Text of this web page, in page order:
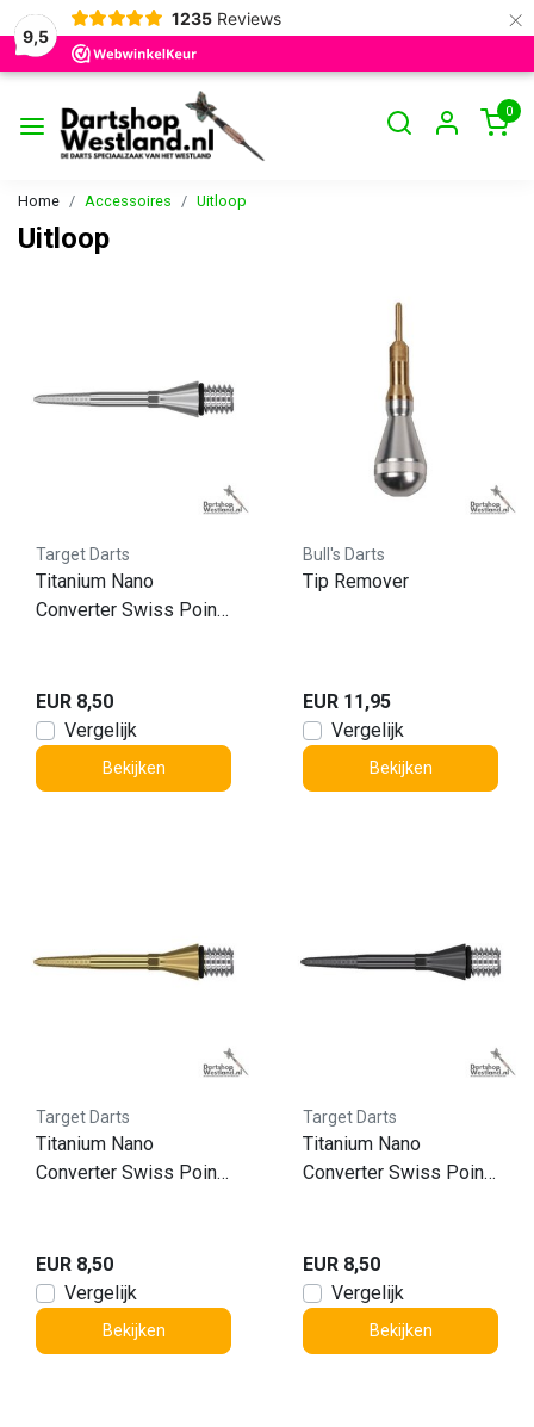
9,5
1235 Reviews ×
0
Home Accessoires Uitloop
Uitloop
Target Darts
Titanium Nano
Converter Swiss Point
EUR 8,50
Vergelijk
Bekijken
Bull's Darts
Tip Remover
EUR 11,95
Vergelijk
Bekijken
Target Darts
Titanium Nano
Converter Swiss Point
EUR 8,50
Vergelijk
Bekijken
Target Darts
Titanium Nano
Converter Swiss Point
EUR 8,50
Vergelijk
Bekijken